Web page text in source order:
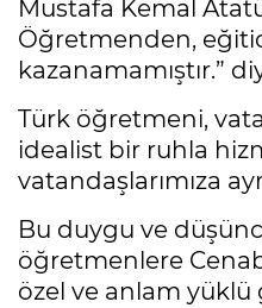
Mustafa Kemal
Öğretmenden,
kazanamamıştır.”
Türk öğretmeni,
idealist bir ruhla
vatandaşlarımıza
Bu duygu ve
öğretmenlere
özel ve anlam yüklü